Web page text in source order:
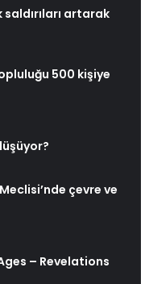
artarak
500 kişiye
çevre ve
– Revelations